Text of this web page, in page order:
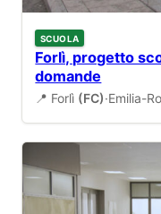
SCUOLA
Forlì, progetto
domande
📍 Forlì (FC)·Emilia-